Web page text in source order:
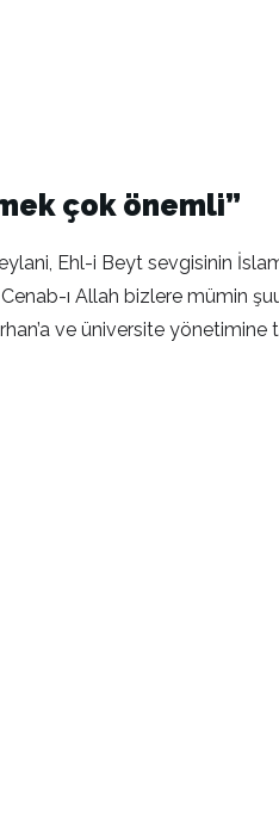
çok önemli”
Ehl-i Beyt sevgisinin
ı Allah bizlere mümin
ve üniversite yönetimine